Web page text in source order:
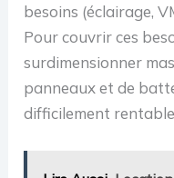
besoins (éclairage,
Pour couvrir ces
surdimensionner
panneaux et de
difficilement